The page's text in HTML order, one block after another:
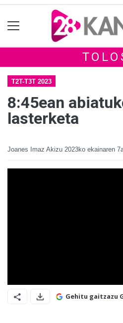
T2T-T3T 2023
8:45ean
lasterketa
Joanes Imaz Akizu 2023ko ekainaren
Gehitu gaitzazu